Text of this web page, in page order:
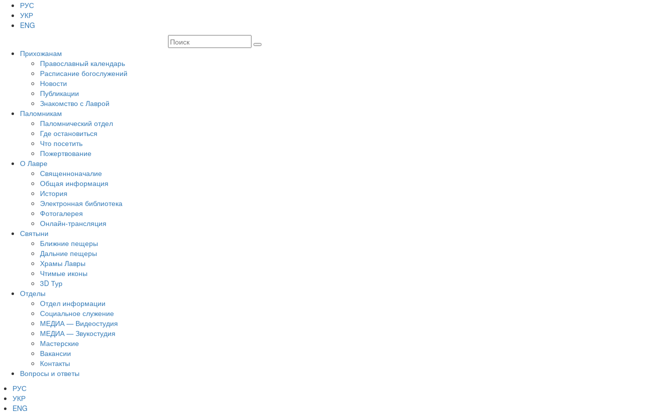
РУС
УКР
ENG
Прихожанам
Православный календарь
Расписание богослужений
Новости
Публикации
Знакомство с Лаврой
Паломникам
Паломнический отдел
Где остановиться
Что посетить
Пожертвование
О Лавре
Священноначалие
Общая информация
История
Электронная библиотека
Фотогалерея
Онлайн-трансляция
Святыни
Ближние пещеры
Дальние пещеры
Храмы Лавры
Чтимые иконы
3D Тур
Отделы
Отдел информации
Социальное служение
МЕДИА — Видеостудия
МЕДИА — Звукостудия
Мастерские
Вакансии
Контакты
Вопросы и ответы
РУС
УКР
ENG